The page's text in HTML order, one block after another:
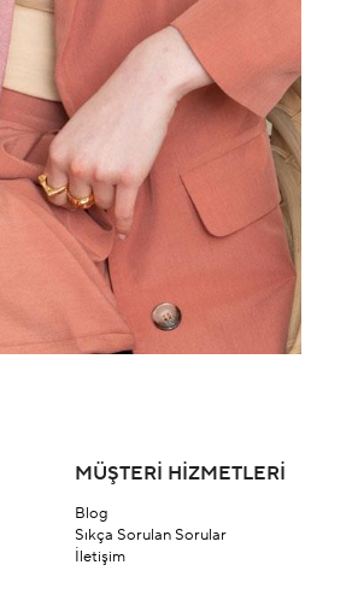
MÜŞTERİ HİZMETLERİ
Blog
Sıkça Sorulan Sorular
İletişim